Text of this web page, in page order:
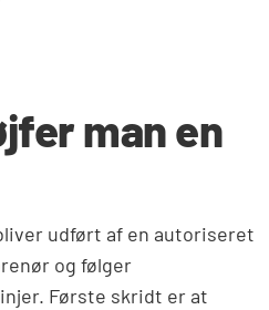
man en
udført af en autoriseret
og følger
Første skridt er at